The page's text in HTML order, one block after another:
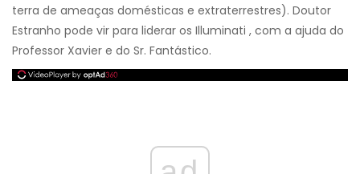
terra de ameaças domésticas e extraterrestres). Doutor
Estranho pode vir para liderar os Illuminati , com a ajuda do
Professor Xavier e do Sr. Fantástico.